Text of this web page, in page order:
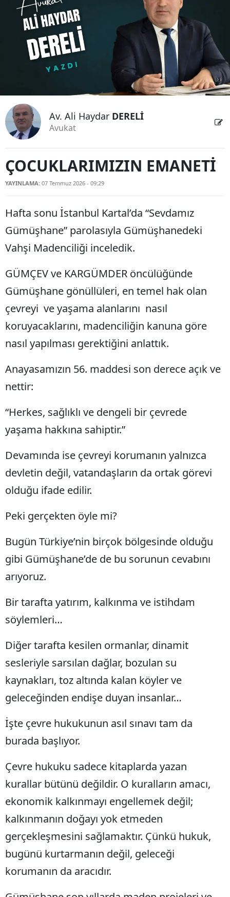
Bilecik
Bingöl
Bitlis
Bolu
Burdur
Bursa
Çankırı
Edirne
Erzurum
Eskişehir
Gaziantep
Giresun
Hakkari
Isparta
Mersin
Kars
Kastamonu
Kırklareli
Kocaeli
Konya
Kütahya
Manisa
Mardin
Muğla
Nevşehir
Niğde
Av. Ali Haydar DERELİ
Avukat
ÇOCUKLARIMIZIN EMANETİ
YAYINLAMA: 07 Temmuz 2026 - 09:29
Hafta sonu İstanbul Kartal’da “Sevdamız
Gümüşhane” parolasıyla Gümüşhanedeki
Vahşi Madenciliği inceledik.
GÜMÇEV ve KARGÜMDER öncülüğünde
Gümüşhane gönüllüleri, en temel hak olan
çevreyi ve yaşama alanlarını nasıl
koruyacaklarını, madenciliğin kanuna göre
nasıl yapılması gerektiğini anlattık.
Anayasamızın 56. maddesi son derece açık ve
nettir:
“Herkes, sağlıklı ve dengeli bir çevrede
yaşama hakkına sahiptir.”
Devamında ise çevreyi korumanın yalnızca
devletin değil, vatandaşların da ortak görevi
olduğu ifade edilir.
Peki gerçekten öyle mi?
Bugün Türkiye’nin birçok bölgesinde olduğu
gibi Gümüşhane’de de bu sorunun cevabını
arıyoruz.
Bir tarafta yatırım, kalkınma ve istihdam
söylemleri…
Diğer tarafta kesilen ormanlar, dinamit
sesleriyle sarsılan dağlar, bozulan su
kaynakları, toz altında kalan köyler ve
geleceğinden endişe duyan insanlar…
İşte çevre hukukunun asıl sınavı tam da
burada başlıyor.
Çevre hukuku sadece kitaplarda yazan
kurallar bütünü değildir. O kuralların amacı,
ekonomik kalkınmayı engellemek değil;
kalkınmanın doğayı yok etmeden
gerçekleşmesini sağlamaktır. Çünkü hukuk,
bugünü kurtarmanın değil, geleceği
korumanın da aracıdır.